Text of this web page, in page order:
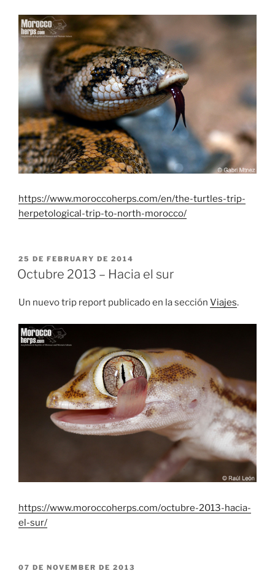
https://www.moroccoherps.com/en/the-turtles-trip-
herpetological-trip-to-north-morocco/
PUBLICADO
EL
25 DE FEBRUARY DE 2014
Octubre 2013 – Hacia el sur
Un nuevo trip report publicado en la sección Viajes.
https://www.moroccoherps.com/octubre-2013-hacia-
el-sur/
PUBLICADO
07 DE NOVEMBER DE 2013